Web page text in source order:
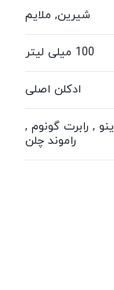
شیرین, ملایم
100 میلی لیتر
ادکلن اصلی
, رابرت گونوم ,
راموند چلن